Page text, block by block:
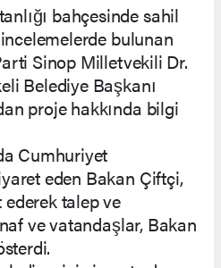
bahçesinde sahil
bulunan
Sinop Milletvekili Dr.
Belediye Başkanı
proje hakkında bilgi
Cumhuriyet
eden Bakan Çiftçi,
talep ve
ve vatandaşlar, Bakan